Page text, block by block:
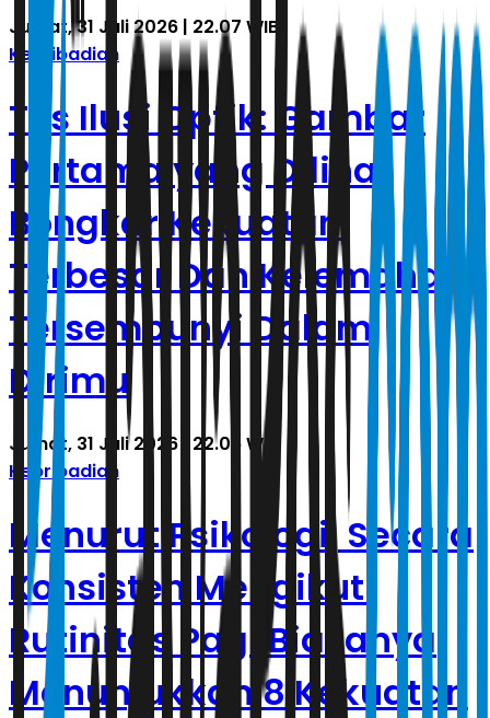
Jumat, 31 Juli 2026 | 22.07 WIB
Kepribadian
Tes Ilusi Optik: Gambar
Pertama yang Dilihat
Bongkar Kekuatan
Terbesar Dan Kelemahan
Tersembunyi Dalam
Dirimu
Jumat, 31 Juli 2026 | 22.06 WIB
Kepribadian
Menurut Psikologi, Secara
Konsisten Mengikuti
Rutinitas Pagi Biasanya
Menunjukkan 8 Kekuatan